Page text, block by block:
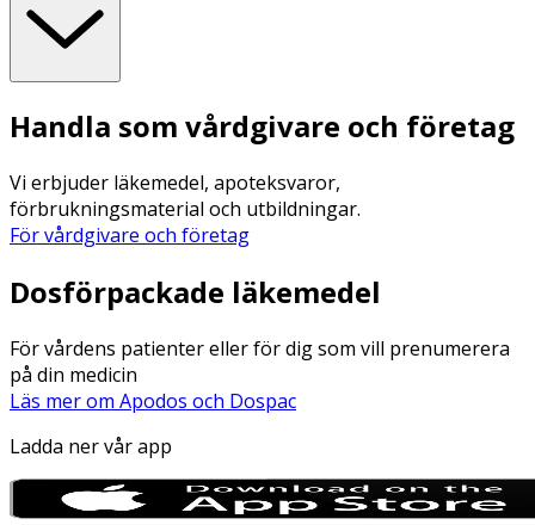
Handla som vårdgivare och företag
Vi erbjuder läkemedel, apoteksvaror,
förbrukningsmaterial och utbildningar.
För vårdgivare och företag
Dosförpackade läkemedel
För vårdens patienter eller för dig som vill prenumerera
på din medicin
Läs mer om Apodos och Dospac
Ladda ner vår app